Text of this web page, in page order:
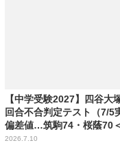
【中学受験2027】四谷大
回合不合判定テスト（7/5
偏差値…筑駒74・桜蔭70
2026.7.10